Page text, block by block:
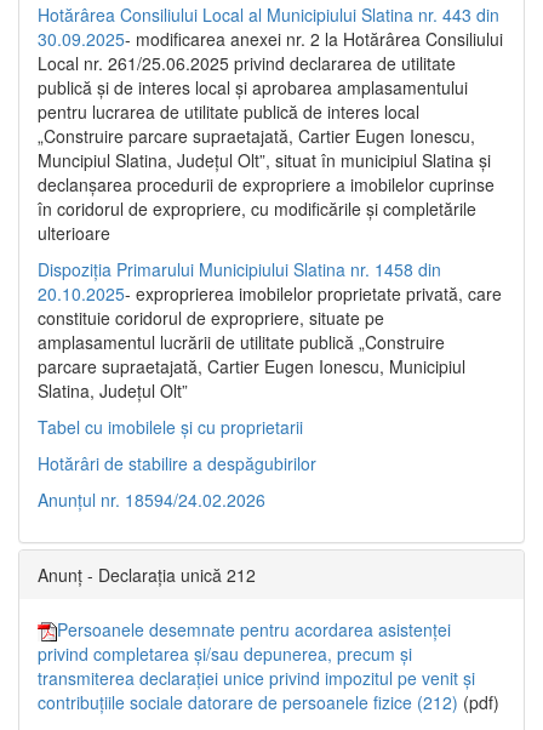
Hotărârea Consiliului Local al Municipiului Slatina nr. 443 din
30.09.2025- modificarea anexei nr. 2 la Hotărârea Consiliului
Local nr. 261/25.06.2025 privind declararea de utilitate
publică şi de interes local şi aprobarea amplasamentului
pentru lucrarea de utilitate publică de interes local
„Construire parcare supraetajată, Cartier Eugen Ionescu,
Muncipiul Slatina, Judeţul Olt”, situat în municipiul Slatina şi
declanşarea procedurii de expropriere a imobilelor cuprinse
în coridorul de expropriere, cu modificările şi completările
ulterioare
Dispoziția Primarului Municipiului Slatina nr. 1458 din
20.10.2025- exproprierea imobilelor proprietate privată, care
constituie coridorul de expropriere, situate pe
amplasamentul lucrării de utilitate publică „Construire
parcare supraetajată, Cartier Eugen Ionescu, Municipiul
Slatina, Județul Olt”
Tabel cu imobilele și cu proprietarii
Hotărâri de stabilire a despăgubirilor
Anunțul nr. 18594/24.02.2026
Anunț - Declarația unică 212
Persoanele desemnate pentru acordarea asistenței
privind completarea și/sau depunerea, precum și
transmiterea declarației unice privind impozitul pe venit și
contribuțiile sociale datorare de persoanele fizice (212) (pdf)